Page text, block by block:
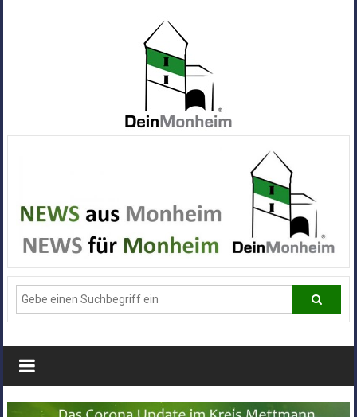
Alle
News
aus
Deiner
Stadt
Monheim